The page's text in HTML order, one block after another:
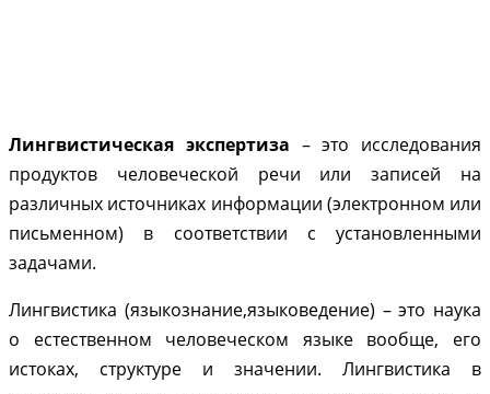
Лингвистическая экспертиза – это исследования
продуктов человеческой речи или записей на
различных источниках информации (электронном или
письменном) в соответствии с установленными
задачами.
Лингвистика (языкознание,языковедение) – это наука
о естественном человеческом языке вообще, его
истоках, структуре и значении. Лингвистика в